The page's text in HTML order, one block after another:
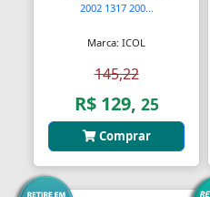
2002 1317 200...
Marca: ICOL
145,22
R$ 129, 25
Comprar